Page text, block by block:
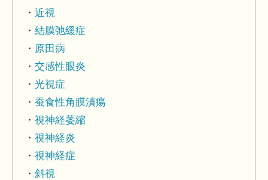
近視
結膜弛緩症
原田病
交感性眼炎
光視症
蚕食性角膜潰瘍
視神経萎縮
視神経炎
視神経症
斜視